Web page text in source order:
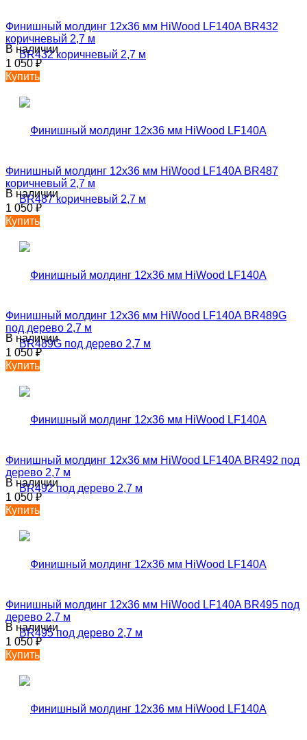
Финишный молдинг 12х36 мм HiWood LF140A BR432
коричневый 2,7 м
В наличии
1 050₽
Купить
Финишный молдинг 12х36 мм HiWood LF140A BR487
коричневый 2,7 м
В наличии
1 050₽
Купить
Финишный молдинг 12х36 мм HiWood LF140A BR489G
под дерево 2,7 м
В наличии
1 050₽
Купить
Финишный молдинг 12х36 мм HiWood LF140A BR492 под
дерево 2,7 м
В наличии
1 050₽
Купить
Финишный молдинг 12х36 мм HiWood LF140A BR495 под
дерево 2,7 м
В наличии
1 050₽
Купить